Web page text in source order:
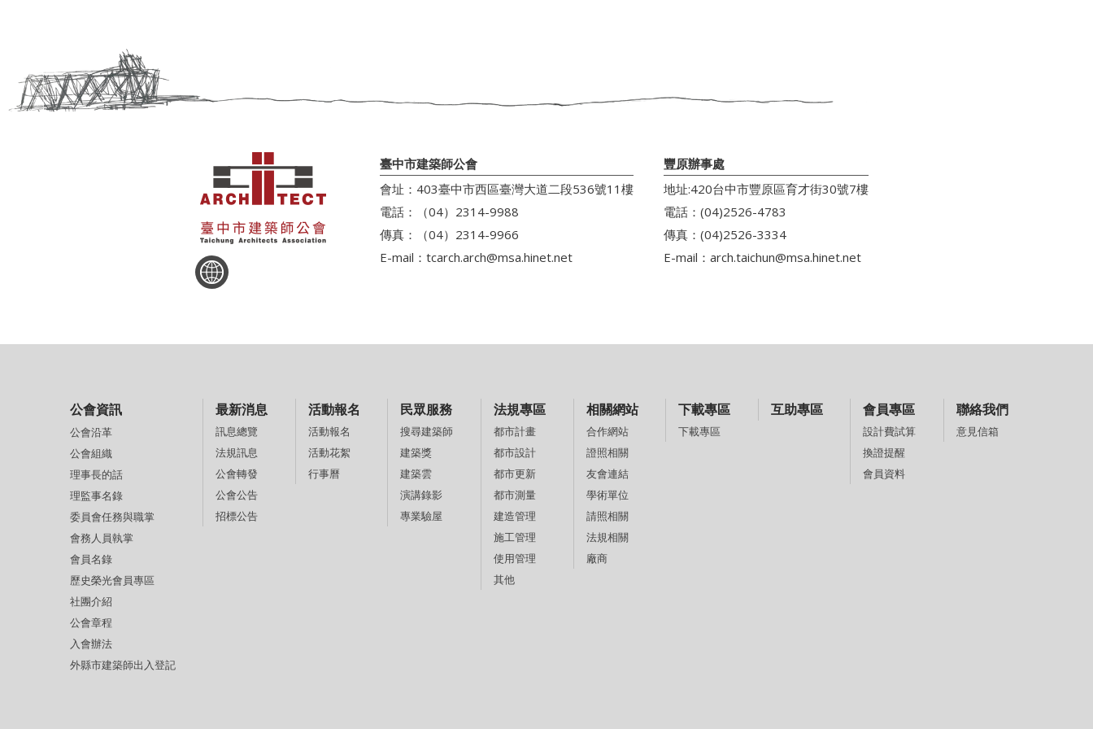
臺中市建築師公會
會址：403臺中市西區臺灣大道二段536號11樓
電話：（04）2314-9988
傳真：（04）2314-9966
E-mail：tcarch.arch@msa.hinet.net
豐原辦事處
地址:420台中市豐原區育才街30號7樓
電話：(04)2526-4783
傳真：(04)2526-3334
E-mail： arch.taichun@msa.hinet.net
公會資訊
公會沿革
公會組織
理事長的話
理監事名錄
委員會任務與職掌
會務人員執掌
會員名錄
歷史榮光會員專區
社團介紹
公會章程
入會辦法
外縣市建築師出入登記
最新消息
訊息總覽
法規訊息
公會轉發
公會公告
招標公告
活動報名
活動報名
活動花絮
行事曆
民眾服務
搜尋建築師
建築獎
建築雲
演講錄影
專業驗屋
法規專區
都市計畫
都市設計
都市更新
都市測量
建造管理
施工管理
使用管理
其他
相關網站
合作網站
證照相關
友會連結
學術單位
請照相關
法規相關
廠商
下載專區
下載專區
互助專區 會員專區
設計費試算
換證提醒
會員資料
聯絡我們
意見信箱